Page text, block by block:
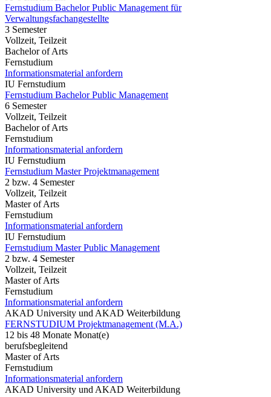
Fernstudium Bachelor Public Management für
Verwaltungsfachangestellte
3 Semester
Vollzeit, Teilzeit
Bachelor of Arts
Fernstudium
Informationsmaterial anfordern
IU Fernstudium
Fernstudium Bachelor Public Management
6 Semester
Vollzeit, Teilzeit
Bachelor of Arts
Fernstudium
Informationsmaterial anfordern
IU Fernstudium
Fernstudium Master Projektmanagement
2 bzw. 4 Semester
Vollzeit, Teilzeit
Master of Arts
Fernstudium
Informationsmaterial anfordern
IU Fernstudium
Fernstudium Master Public Management
2 bzw. 4 Semester
Vollzeit, Teilzeit
Master of Arts
Fernstudium
Informationsmaterial anfordern
AKAD University und AKAD Weiterbildung
FERNSTUDIUM Projektmanagement (M.A.)
12 bis 48 Monate Monat(e)
berufsbegleitend
Master of Arts
Fernstudium
Informationsmaterial anfordern
AKAD University und AKAD Weiterbildung